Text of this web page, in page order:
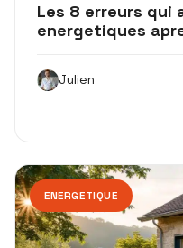
Les 8 erreurs qui
energetiques
Julien
ENERGETIQUE